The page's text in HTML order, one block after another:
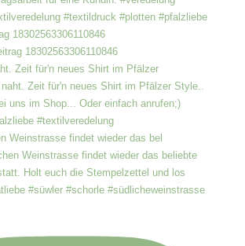
18302563306110846
Zeit für'n neues Shirt im Pfälzer
Weinstrasse findet wieder das bel